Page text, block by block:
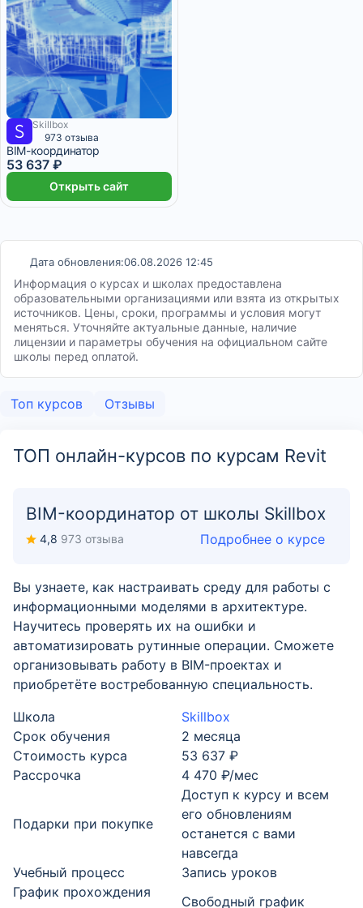
4 470 ₽/мес 2 месяца
Skillbox
973 отзыва
BIM-координатор
53 637 ₽
Открыть сайт
Дата обновления:06.08.2026 12:45
Информация о курсах и школах предоставлена
образовательными организациями или взята из открытых
источников. Цены, сроки, программы и условия могут
меняться. Уточняйте актуальные данные, наличие
лицензии и параметры обучения на официальном сайте
школы перед оплатой.
Топ курсов Отзывы
ТОП онлайн-курсов по курсам Revit
BIM-координатор от школы Skillbox
4,8 973 отзыва Подробнее о курсе
Вы узнаете, как настраивать среду для работы с
информационными моделями в архитектуре.
Научитесь проверять их на ошибки и
автоматизировать рутинные операции. Сможете
организовывать работу в BIM-проектах и
приобретёте востребованную специальность.
Школа
Skillbox
Срок обучения
2 месяца
Стоимость курса
53 637 ₽
Рассрочка
4 470 ₽/мес
Подарки при покупке
Доступ к курсу и всем
его обновлениям
останется с вами
навсегда
Учебный процесс
Запись уроков
График прохождения
Свободный график